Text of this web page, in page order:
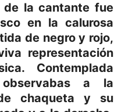
de la cantante fue
en la calurosa
de negro y rojo,
representación
Contemplada
a la
chaqueta y su